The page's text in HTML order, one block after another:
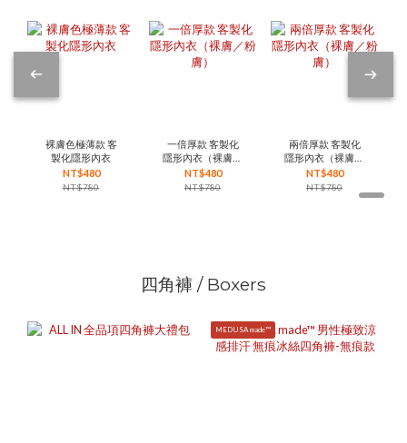
裸膚色極薄款 客
製化隱形內衣
NT$480
NT$780
一倍厚款 客製化
隱形內衣（裸膚／
粉膚）
NT$480
NT$780
兩倍厚款 客製化
隱形內衣（裸膚／
粉膚）
NT$480
NT$780
四角褲 / Boxers
MEDUSA made™